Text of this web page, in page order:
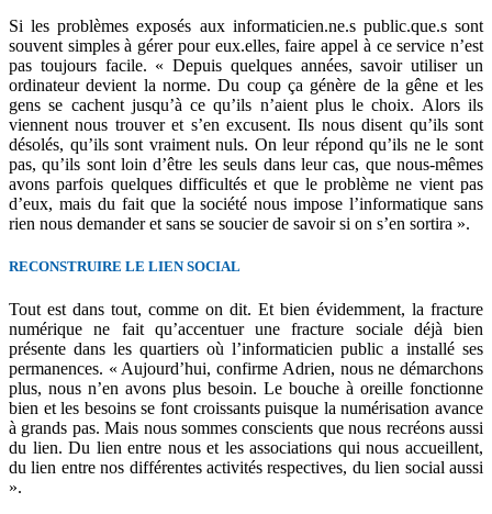
Si les problèmes exposés aux informaticien.ne.s public.que.s sont
souvent simples à gérer pour eux.elles, faire appel à ce service n’est
pas toujours facile. « Depuis quelques années, savoir utiliser un
ordinateur devient la norme. Du coup ça génère de la gêne et les
gens se cachent jusqu’à ce qu’ils n’aient plus le choix. Alors ils
viennent nous trouver et s’en excusent. Ils nous disent qu’ils sont
désolés, qu’ils sont vraiment nuls. On leur répond qu’ils ne le sont
pas, qu’ils sont loin d’être les seuls dans leur cas, que nous-mêmes
avons parfois quelques difficultés et que le problème ne vient pas
d’eux, mais du fait que la société nous impose l’informatique sans
rien nous demander et sans se soucier de savoir si on s’en sortira ».
RECONSTRUIRE LE LIEN SOCIAL
Tout est dans tout, comme on dit. Et bien évidemment, la fracture
numérique ne fait qu’accentuer une fracture sociale déjà bien
présente dans les quartiers où l’informaticien public a installé ses
permanences. « Aujourd’hui, confirme Adrien, nous ne démarchons
plus, nous n’en avons plus besoin. Le bouche à oreille fonctionne
bien et les besoins se font croissants puisque la numérisation avance
à grands pas. Mais nous sommes conscients que nous recréons aussi
du lien. Du lien entre nous et les associations qui nous accueillent,
du lien entre nos différentes activités respectives, du lien social aussi
».